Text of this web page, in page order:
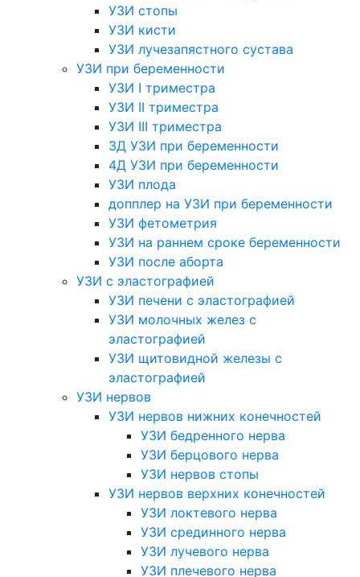
УЗИ стопы
УЗИ кисти
УЗИ лучезапястного сустава
УЗИ при беременности
УЗИ I триместра
УЗИ II триместра
УЗИ III триместра
3Д УЗИ при беременности
4Д УЗИ при беременности
УЗИ плода
допплер на УЗИ при беременности
УЗИ фетометрия
УЗИ на раннем сроке беременности
УЗИ после аборта
УЗИ с эластографией
УЗИ печени с эластографией
УЗИ молочных желез с
эластографией
УЗИ щитовидной железы с
эластографией
УЗИ нервов
УЗИ нервов нижних конечностей
УЗИ бедренного нерва
УЗИ берцового нерва
УЗИ нервов стопы
УЗИ нервов верхних конечностей
УЗИ локтевого нерва
УЗИ срединного нерва
УЗИ лучевого нерва
УЗИ плечевого нерва